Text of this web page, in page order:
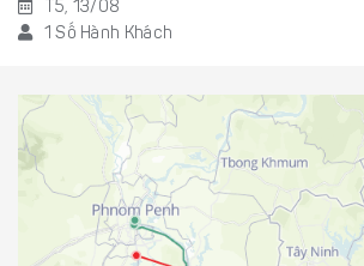
T5, 13/08
1 Số Hành Khách